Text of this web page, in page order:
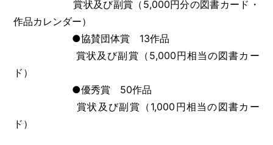
賞状及び副賞（5,000円分の図書カード・
作品カレンダー）
●協賛団体賞 13作品
賞状及び副賞（5,000円相当の図書カー
ド）
●優秀賞 50作品
賞状及び副賞（1,000円相当の図書カー
ド）